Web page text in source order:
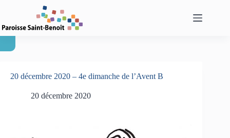
20 décembre 2020 – 4e dimanche de l’Avent B
20 décembre 2020